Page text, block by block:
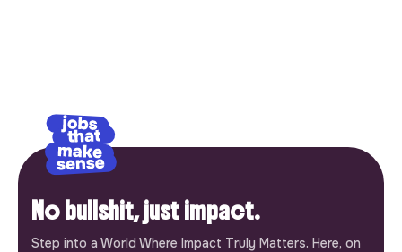
No bullshit, just impact.
Step into a World Where Impact Truly Matters. Here, on